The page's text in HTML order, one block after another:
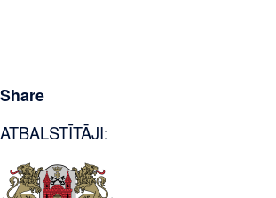
Share
ATBALSTĪTĀJI: